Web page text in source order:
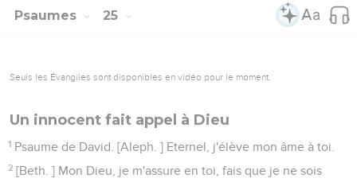
Psaumes 25
Seuls les Évangiles sont disponibles en vidéo pour le moment.
Un innocent fait appel à Dieu
1 Psaume de David. [Aleph. ] Eternel, j'élève mon âme à toi.
2 [Beth. ] Mon Dieu, je m'assure en toi, fais que je ne sois